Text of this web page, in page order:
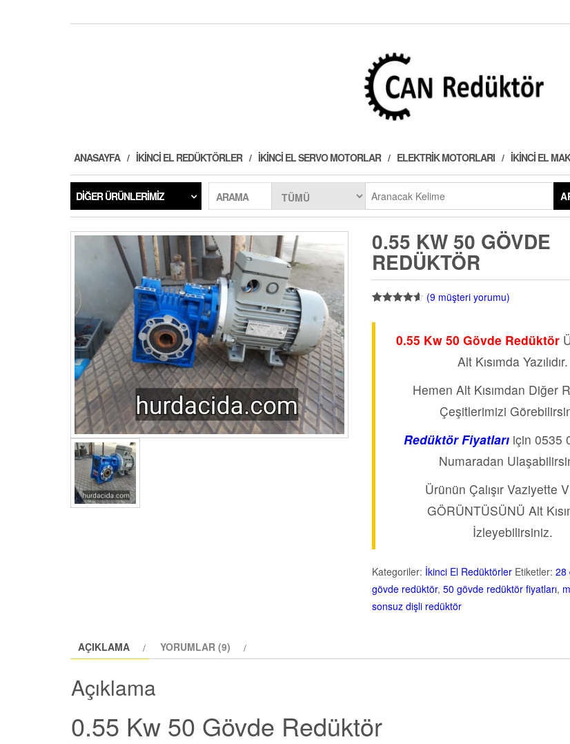
ANASAYFA İKINCI EL REDÜKTÖRLER İKINCI EL SERVO MOTORLAR ELEKTRIK MOTORLARI İKINCI EL
DIĞER ÜRÜNLERIMIZ ARAMA
0.55 KW 50 GÖVDE
REDÜKTÖR
puanına
üzerinden
(9 müşteri yorumu)
0.55 Kw 50 Gövde Redüktör
Alt Kısımda Yazılıdır.
Hemen Alt Kısımdan Diğer
Çeşitlerimizi
Redüktör Fiyatları için 0535
Numaradan
Ürünün Çalışır Vaziyette
GÖRÜNTÜSÜNÜ Alt
İzleyebilirsiniz.
Kategoriler: İkinci El Redüktörler Etiketler: 28
gövde redüktör, 50 gövde redüktör fiyatları,
sonsuz dişli redüktör
AÇIKLAMA YORUMLAR (9)
Açıklama
0.55 Kw 50 Gövde Redüktör